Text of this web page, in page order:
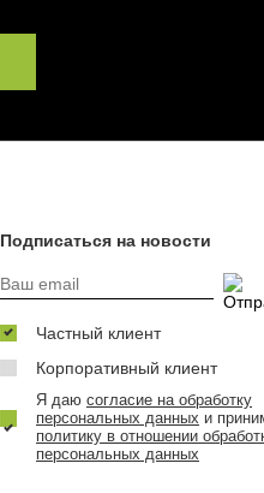
Подписаться на новости
Частный клиент
Корпоративный клиент
Я даю согласие на обработку
персональных данных и
политику в отношении
персональных данных